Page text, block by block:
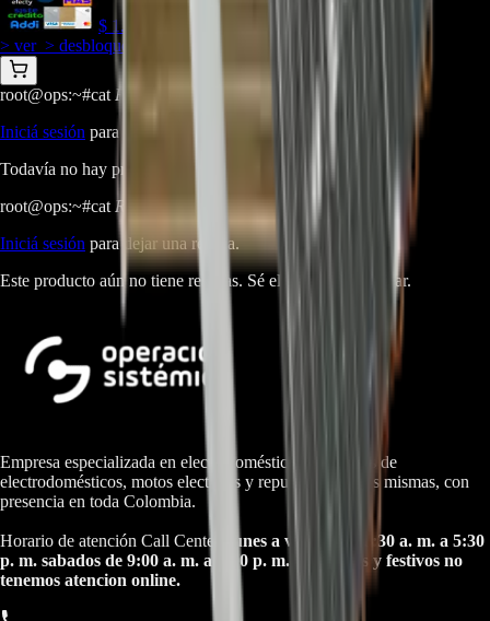
$ 1.089.900
> ver_ > desbloquear oferta_
root@ops:~#cat PREGUNTAS
Iniciá sesión para hacer una pregunta.
Todavía no hay preguntas respondidas. Hacé la primera.
root@ops:~#cat RESEÑAS [ 0 ]
Iniciá sesión para dejar una reseña.
Este producto aún no tiene reseñas. Sé el primero en opinar.
Empresa especializada en electrodomésticos, repuestos de
electrodomésticos, motos electricas y repuestos para las mismas, con
presencia en toda Colombia.
Horario de atención Call Center:
lunes a viernes de 8:30 a. m. a 5:30
p. m. sabados de 9:00 a. m. a 1:00 p. m. Domingos y festivos no
tenemos atencion online.